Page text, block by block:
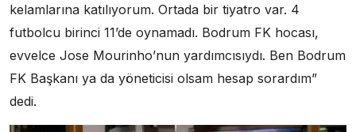
kelamlarına katılıyorum. Ortada bir tiyatro var. 4
futbolcu birinci 11’de oynamadı. Bodrum FK hocası,
evvelce Jose Mourinho’nun yardımcısıydı. Ben Bodrum
FK Başkanı ya da yöneticisi olsam hesap sorardım”
dedi.